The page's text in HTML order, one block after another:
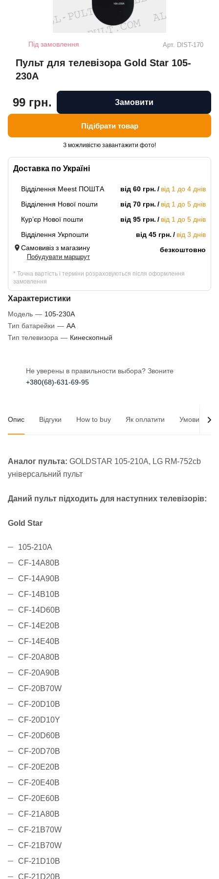
Під замовлення Арт. DIST-170
Пульт для телевізора Gold Star 105-
230A
Доставка по Україні
Відділення Meest ПОШТА від 60 грн.
від 1 до 4 днів
Відділення Нової пошти
від 70 грн.
від 1 до 5 днів
Кур’єр Нової пошти
від 95 грн.
від 1 до 5 днів
Відділення Укрпошти
від 45 грн.
від 3 днів
Самовивіз з магазину
Побудувати маршрут
безкоштовно
* Точна вартість і терміни розраховуються після оформлення
замовлення
Характеристики
Модель — 105-230A
Тип батарейки — AA
Тип телевизора — Кинескопный
99 грн. Замовити
Підібрати товар
З можливістю завантажити фото!
Не уверены в правильности выбора? Звоните
+380(68)-631-69-95
Опис Відгуки How to buy Як оплатити Умови
Аналог пульта: GOLDSTAR 105-210A, LG RM-752cb
універсальний пульт
Даний пульт підходить для наступних телевізорів:
Gold Star
105-210A
CF-14A80B
CF-14A90B
CF-14B10B
CF-14D60B
CF-14E20B
CF-14E40B
CF-20A80B
CF-20A90B
CF-20B70W
CF-20D10B
CF-20D10Y
CF-20D60B
CF-20D70B
CF-20E20B
CF-20E40B
CF-20E60B
CF-21A80B
CF-21B70W
CF-21B70W
CF-21D10B
CF-21D20B